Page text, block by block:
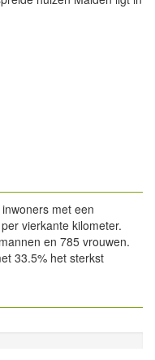
met een
vierkante kilometer.
en 785 vrouwen.
33.5% het sterkst